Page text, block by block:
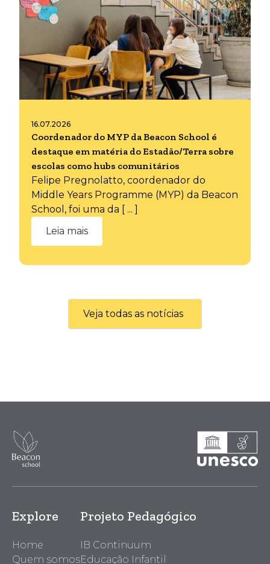
16.07.2026
Coordenador do MYP da Beacon School é
destaque em matéria do Estadão/Terra sobre
escolas como hubs comunitários
Felipe Pregnolatto, coordenador do
Middle Years Programme (MYP) da Beacon
School, foi uma da [ ... ]
Leia mais
Veja todas as notícias
Explore
Home
Quem somos
Projeto Pedagógico
IB Continuum
Educação Infantil